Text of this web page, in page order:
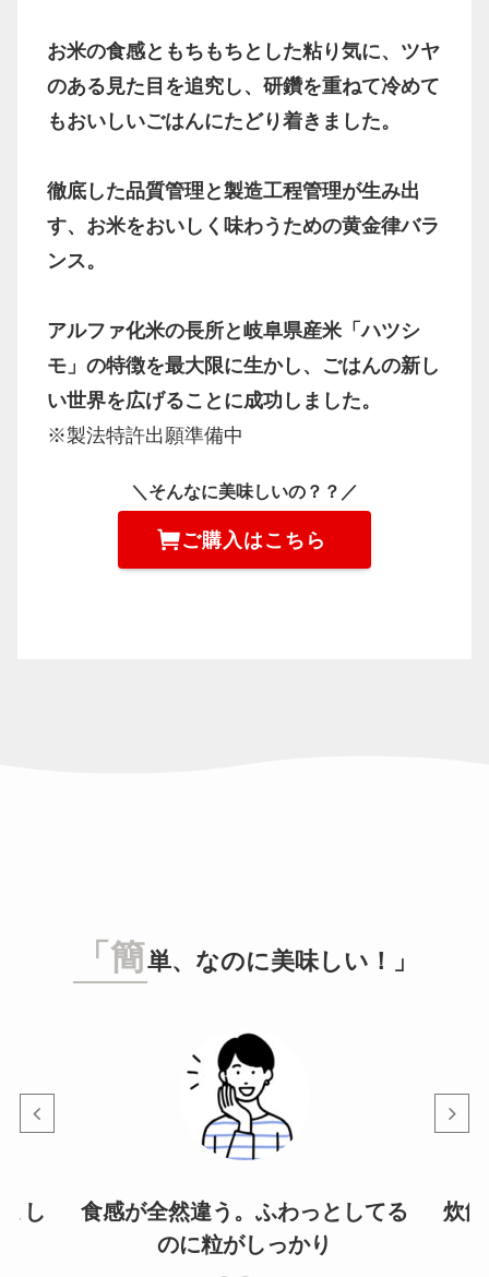
お米の食感ともちもちとした粘り気に、ツヤ
のある見た目を追究し、研鑽を重ねて冷めて
もおいしいごはんにたどり着きました。
徹底した品質管理と製造工程管理が生み出
す、お米をおいしく味わうための黄金律バラ
ンス。
アルファ化米の長所と岐阜県産米「ハツシ
モ」の特徴を最大限に生かし、ごはんの新し
い世界を広げることに成功しました。
※製法特許出願準備中
＼そんなに美味しいの？？／
ご購入はこちら
「簡単、なのに美味しい！」
し
食感が全然違う。ふわっとしてる
のに粒がしっかり
炊